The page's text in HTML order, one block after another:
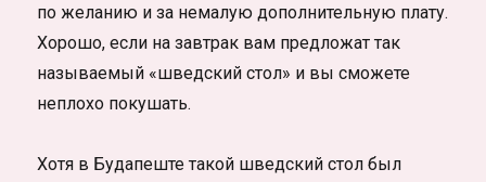
по желанию и за немалую дополнительную плату.
Хорошо, если на завтрак вам предложат так
называемый «шведский стол» и вы сможете
неплохо покушать.
Хотя в Будапеште такой шведский стол был